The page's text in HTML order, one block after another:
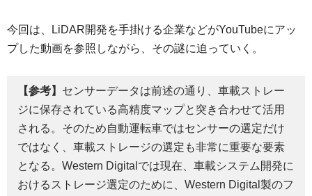
今回は、LiDAR開発を手掛ける企業などがYouTubeにアッ
プした動画を参照しながら、その謎に迫っていく。
【参考】 センサーデータは前述の通り、車載ストレー
ジに保存されている高精度マップと突き合わせて活用
される。そのため自動運転車ではセンサーの選定だけ
ではなく、車載ストレージの選定も非常に重要な要素
となる。Western Digitalでは現在、車載システム開発に
おけるストレージ選定のために、Western Digital製のフ